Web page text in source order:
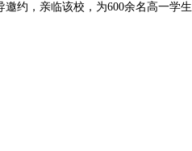
约，亲临该校，为600余名高一学生